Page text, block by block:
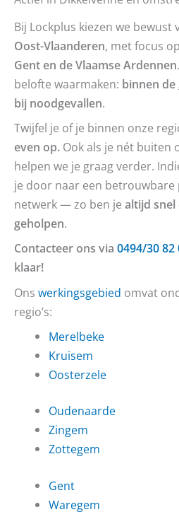
Bij Lockplus kiezen we
Oost-Vlaanderen, met focus
Gent en de Vlaamse Ardennen
belofte waarmaken: binnen de
bij noodgevallen.
Twijfel je of je binnen onze
even op. Ook als je nét buiten
helpen we je graag verder.
je door naar een
netwerk — zo ben je altijd snel
geholpen.
Contacteer ons via 0494/30 82
klaar!
Ons werkingsgebied omvat
regio’s:
Merelbeke
Kruisem
Oosterzele
Oudenaarde
Zingem
Zottegem
Gent
Waregem